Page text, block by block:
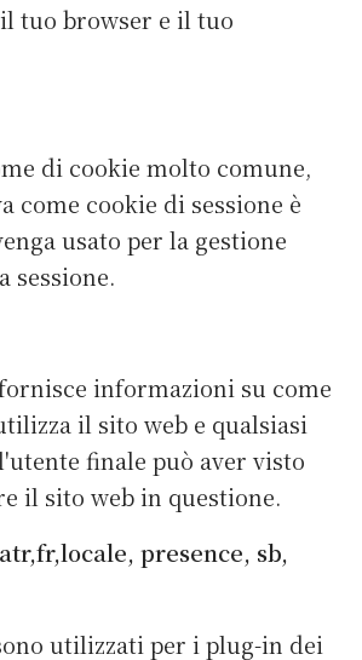
tuo browser e il tuo
di cookie molto comune,
come cookie di sessione è
usato per la gestione
sessione.
informazioni su come
il sito web e qualsiasi
finale può aver visto
il sito web in questione.
presence, sb,
utilizzati per i plug-in dei